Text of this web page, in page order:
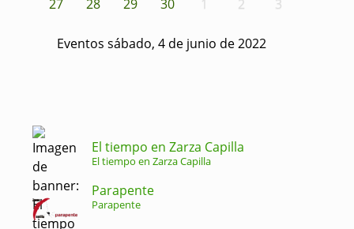
27
28 29 30 1 2 3
Eventos sábado, 4 de junio de 2022
El tiempo en Zarza Capilla
El tiempo en Zarza Capilla
Parapente
Parapente